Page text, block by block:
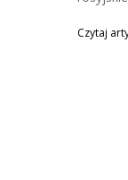
Czytaj